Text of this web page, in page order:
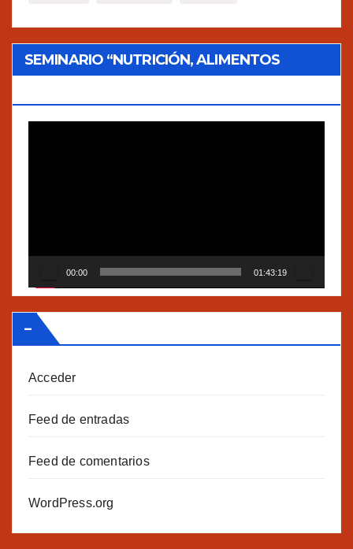
SEMINARIO “NUTRICIÓN, ALIMENTOS
00:00 01:43:19
–
Acceder
Feed de entradas
Feed de comentarios
WordPress.org